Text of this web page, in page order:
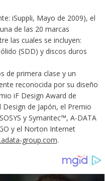
iSuppli, Mayo de 2009), el
de las 20 marcas
las cuales se incluyen:
(SDD) y discos duros
de primera clase y un
reconocida por su diseño
iF Design Award de
de Japón, el Premio
y Symantec™, A-DATA
y el Norton Internet
group.com.